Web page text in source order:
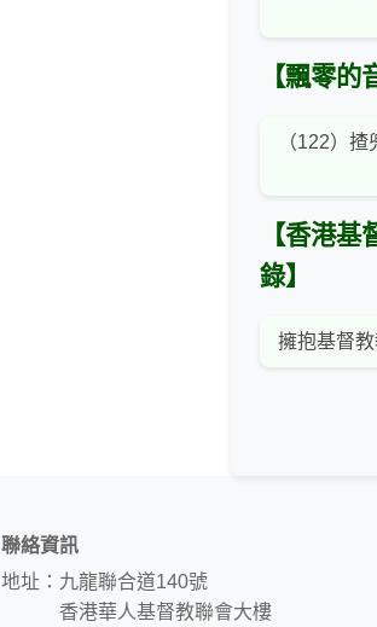
【飄零的
（122）揸
【香港
錄】
擁抱基督
聯絡資訊
地址：九龍聯合道140號
香港華人基督教聯會大樓